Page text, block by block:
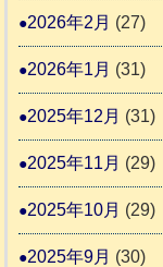
2026年2月 (27)
2026年1月 (31)
2025年12月 (31)
2025年11月 (29)
2025年10月 (29)
2025年9月 (30)